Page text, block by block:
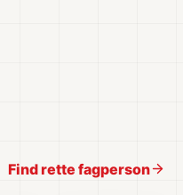
Find rette fagperson